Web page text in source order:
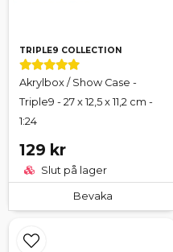
TRIPLE9 COLLECTION
Akrylbox / Show Case -
Triple9 - 27 x 12,5 x 11,2 cm -
1:24
129 kr
Slut på lager
Bevaka